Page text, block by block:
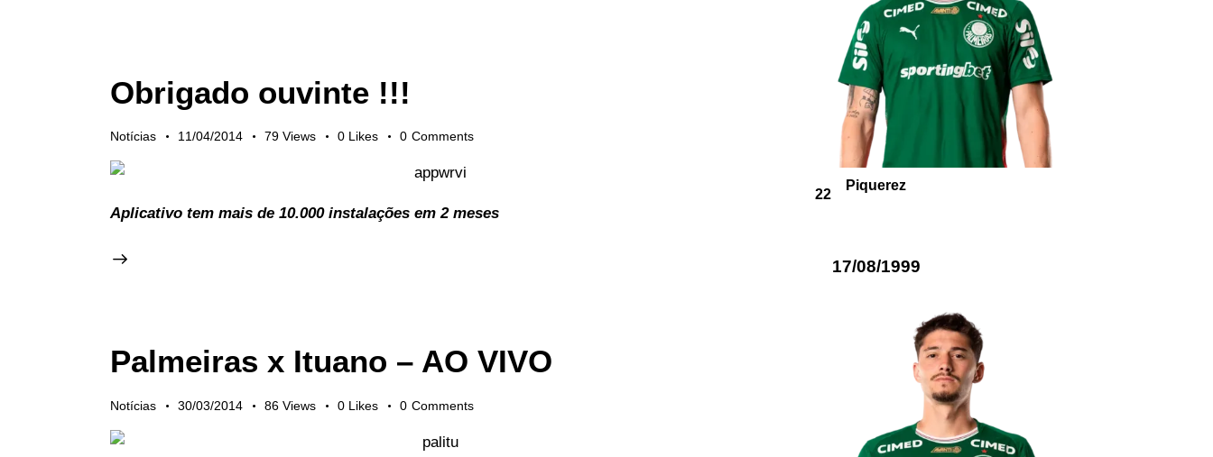
Obrigado ouvinte !!!
Notícias 11/04/2014 79 Views 0 Likes 0 Comments
Aplicativo tem mais de 10.000 instalações em 2 meses
Palmeiras x Ituano – AO VIVO
Notícias 30/03/2014 86 Views 0 Likes 0 Comments
22
Piquerez
17/08/1999